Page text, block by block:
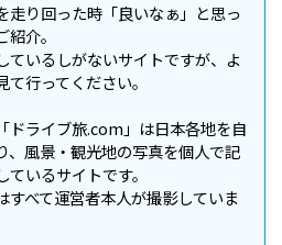
走り回った時「良いなぁ」と思っ
介。
ているしがないサイトですが、よ
て行ってください。
ドライブ旅.com」は日本各地を自
、風景・観光地の写真を個人で記
ているサイトです。
すべて運営者本人が撮影していま